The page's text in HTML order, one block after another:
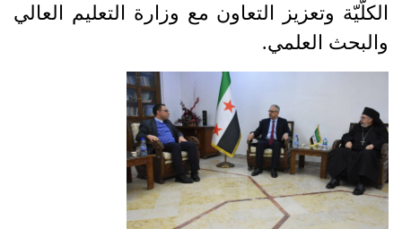
الكلّيّة وتعزيز التعاون مع وزارة التعليم العالي
والبحث العلمي.